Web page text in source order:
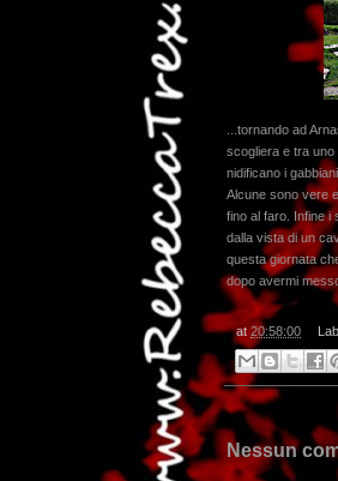
...tornando ad
scogliera e tra
nidificano i
Alcune sono vere
fino al faro. Infine i
dalla vista di un
questa giornata
dopo avermi
at20:58:00
Nessun